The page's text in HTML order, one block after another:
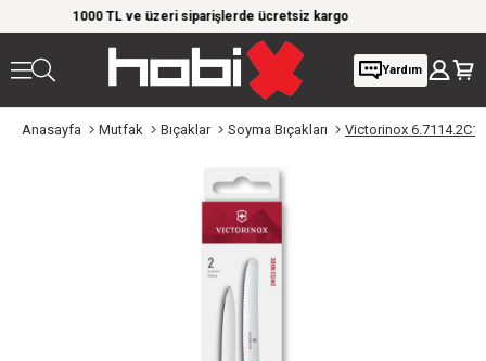
üzeri siparişlerde ücretsiz kargo Giyim Ürünlerinde %20'ye
Yardım
Anasayfa Mutfak Bıçaklar Soyma Bıçakları Victorinox 6.7114.2C1